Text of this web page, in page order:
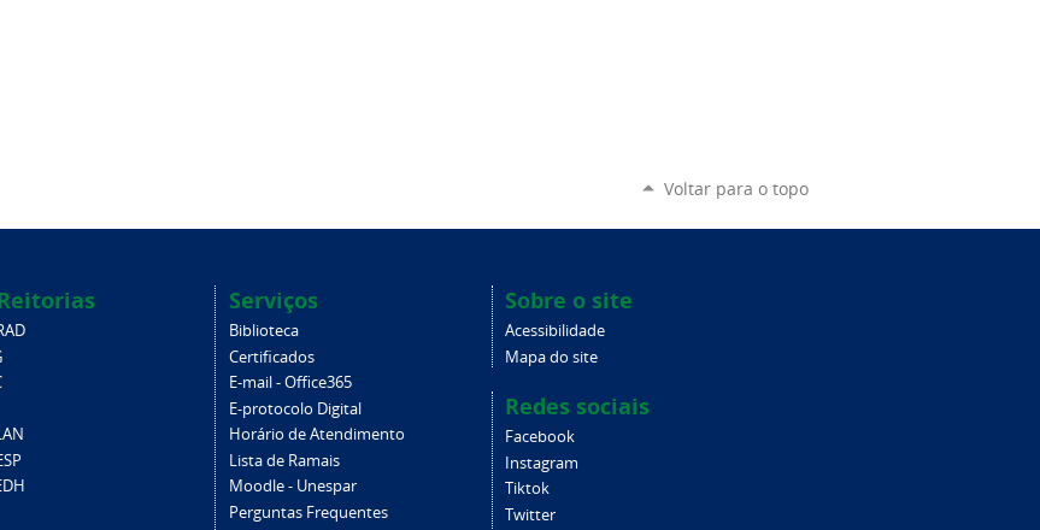
Voltar para o topo
Serviços
Biblioteca
Certificados
E-mail - Office365
E-protocolo Digital
Horário de Atendimento
Lista de Ramais
Moodle - Unespar
Perguntas Frequentes
Sobre o site
Acessibilidade
Mapa do site
Redes sociais
Facebook
Instagram
Tiktok
Twitter